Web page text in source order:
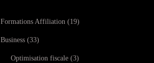
Formations Affiliation 19
Business 33
Optimisation fiscale 3